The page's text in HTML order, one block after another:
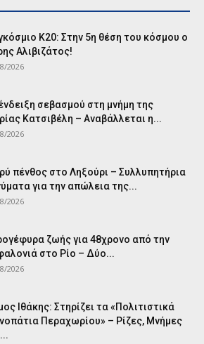
Κ20: Στην 5η θέση του κόσμου ο
Αλιβιζάτος!
2026
σεβασμού στη μνήμη της
Κατσιβέλη – Αναβάλλεται η...
2026
πένθος στο Ληξούρι – Συλλυπητήρια
για την απώλεια της...
2026
ζωής για 48χρονο από την
στο Ρίο – Δύο...
2026
Ιθάκης: Στηρίζει τα «Πολιτιστικά
Περαχωρίου» – Ρίζες, Μνήμες